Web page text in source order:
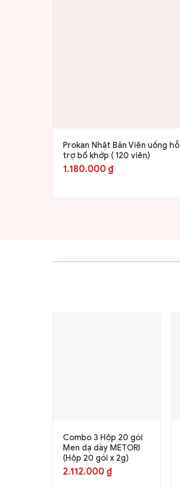
Prokan Nhật Bản Viên uống hỗ
trợ bổ khớp ( 120 viên)
1.180.000 ₫
Combo 3 Hộp 20 gói
Men dạ dày METORI
(Hộp 20 gói x 2g)
2.112.000 ₫